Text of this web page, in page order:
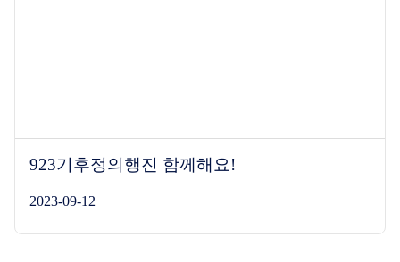
923기후정의행진 함께해요!
2023-09-12